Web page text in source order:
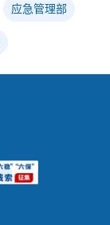
应急管理部